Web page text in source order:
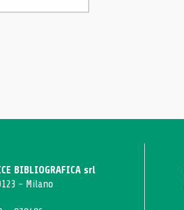
BIBLIOGRAFICA srl
- Milano